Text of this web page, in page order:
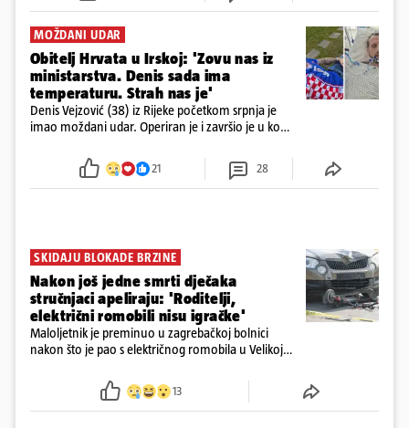
MOŽDANI UDAR
Obitelj Hrvata u Irskoj: 'Zovu nas iz
ministarstva. Denis sada ima
temperaturu. Strah nas je'
Denis Vejzović (38) iz Rijeke početkom srpnja je
imao moždani udar. Operiran je i završio je u komi.
tamošnji liječnici ne vjeruju u oporavak: 'Imamo
21 28
SKIDAJU BLOKADE BRZINE
Nakon još jedne smrti dječaka
stručnjaci apeliraju: 'Roditelji,
električni romobili nisu igračke'
Maloljetnik je preminuo u zagrebačkoj bolnici
nakon što je pao s električnog romobila u Velikoj
13